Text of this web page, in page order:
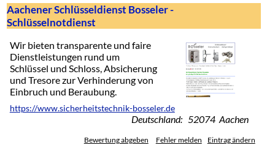
Aachener Schlüsseldienst Bosseler -
Schlüsselnotdienst
Wir bieten transparente und faire
Dienstleistungen rund um
Schlüssel und Schloss, Absicherung
und Tresore zur Verhinderung von
Einbruch und Beraubung.
https://www.sicherheitstechnik-bosseler.de
Deutschland: 52074 Aachen
Bewertung abgeben Fehler melden Eintrag ändern